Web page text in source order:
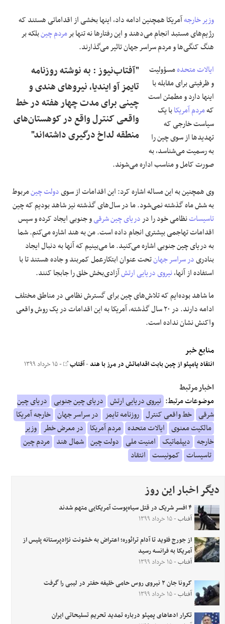
وزیر خارجهآمریکا همچنین ادامه داد، اینها بخشی از اقداماتی هستند که
رژیم‌های مستبد انجام می‌دهند و این رفتارها نه تنها برمردم چینبلکه بر
هنگ کنگی‌ها و مردم سراسر جهان تاثیر می‌گذارند.
"آفتاب‌‌نیوز : به نوشته روزنامه
تایمز آو ایندیا، نیروهای هندی و
چینی برای مدت چهار هفته در خط
واقعی کنترل واقع در کوهستان‌های
منطقه لداخ درگیری داشته‌اند"
ایالات متحدهمسؤولیت
و ظرفیتی برای مقابله با
اینها دارد و مطمئن است
کهمردم آمریکابا یک
سیاست خارجی که
تهدیدها از سوی چین را
به رسمیت می‌شناسد، به
صورت کامل و مناسب اداره می‌شوند.
وی همچنین به این مساله اشاره کرد: این اقدامات از سویدولت چینمربوط
به شش ماه گذشته نمی‌شود. ما در سال‌های گذشته نیز شاهد بودیم که چین
تاسیساتنظامی خود را دردریای چین شرقیو جنوبی ایجاد کرده و سپس
اقدامات تهاجمی بیشتری انجام داده است. من به هند اشاره می‌کنم. شما
به دریای چین جنوبی اشاره می‌کنید. ما می‌بینیم که آنها به دنبال ایجاد
بنادریدر سراسر جهانتحت عنوان ابتکارعمل کمربند و جاده هستند تا با
استفاده از آنها،نیروی دریایی ارتشآزادی‌بخش خلق را جابجا کنند.
ما شاهد بوده‌ایم که تلاش‌های چین برای گسترش نظامی در مناطق مختلف
ادامه دارند. در ۲۰ سال گذشته، آمریکا به این اقدامات در یک روش واقعی
واکنش نشان نداده است.
منابع خبر
انتقاد پامپئو از چین بابت اقداماتش در مرز با هند-آفتاب - ۱۵ خرداد ۱۳۹۹
اخبار مرتبط
موضوعات مرتبط: نیروی دریایی ارتش دریای چین جنوبی دریای چین
شرقی خط واقعی کنترل روزنامه تایمز در سراسر جهان خارجه آمریکا
مالکیت معنوی ایالات متحده مردم آمریکا در معرض خطر وزیر
خارجه دیپلماتیک امنیت ملی دولت چین شمال هند مردم چین
تاسیسات کمونیست انتقاد
دیگر اخبار این روز
۴ افسر شریک در قتل سیاه‌پوست آمریکایی متهم شدند
آفتاب- ۱۵ خرداد ۱۳۹۹
از جورج فلوید تا آدام ترائوره؛ اعتراض به خشونت نژادپرستانه پلیس از
آمریکا به فرانسه رسید
آفتاب- ۱۵ خرداد ۱۳۹۹
کرونا جان ۲ نیروی روس حامی خلیفه حفتر در لیبی را گرفت
آفتاب- ۱۵ خرداد ۱۳۹۹
تکرار ادعاهای پمپئو درباره تمدید تحریم تسلیحاتی ایران